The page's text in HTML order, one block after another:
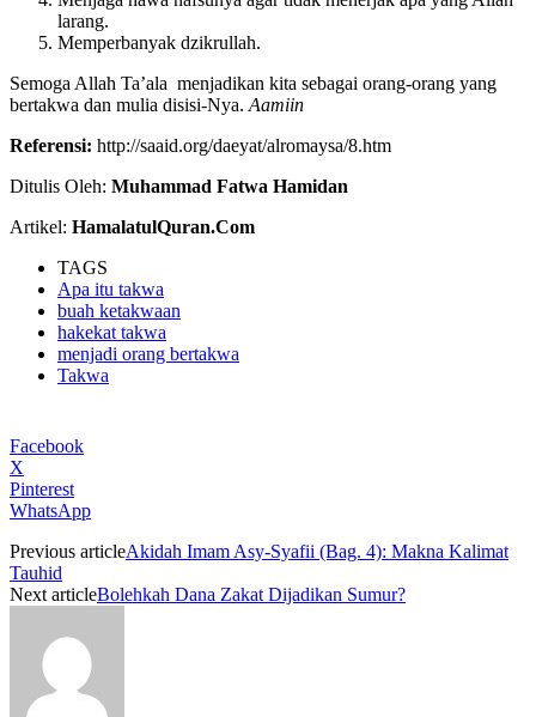
larang.
Memperbanyak dzikrullah.
Semoga Allah Ta’ala menjadikan kita sebagai orang-orang yang
bertakwa dan mulia disisi-Nya. Aamiin
Referensi: http://saaid.org/daeyat/alromaysa/8.htm
Ditulis Oleh: Muhammad Fatwa Hamidan
Artikel: HamalatulQuran.Com
TAGS
Apa itu takwa
buah ketakwaan
hakekat takwa
menjadi orang bertakwa
Takwa
Facebook
X
Pinterest
WhatsApp
Previous articleAkidah Imam Asy-Syafii (Bag. 4): Makna Kalimat
Tauhid
Next articleBolehkah Dana Zakat Dijadikan Sumur?